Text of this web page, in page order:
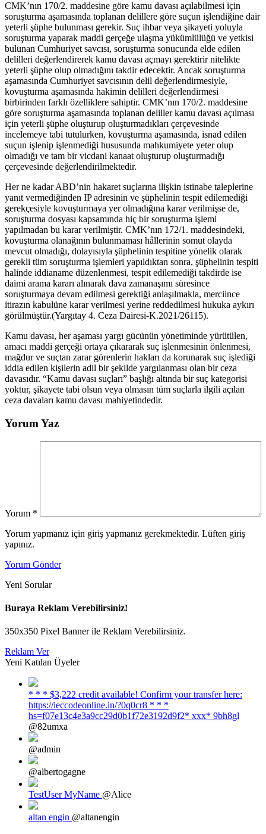
CMK’nın 170/2. maddesine göre kamu davası açılabilmesi için
soruşturma aşamasında toplanan delillere göre suçun işlendiğine dair
yeterli şüphe bulunması gerekir. Suç ihbar veya şikayeti yoluyla
soruşturma yaparak maddi gerçeğe ulaşma yükümlülüğü ve yetkisi
bulunan Cumhuriyet savcısı, soruşturma sonucunda elde edilen
delilleri değerlendirerek kamu davası açmayı gerektirir nitelikte
yeterli şüphe olup olmadığını takdir edecektir. Ancak soruşturma
aşamasında Cumhuriyet savcısının delil değerlendirmesiyle,
kovuşturma aşamasında hakimin delilleri değerlendirmesi
birbirinden farklı özelliklere sahiptir. CMK’nın 170/2. maddesine
göre soruşturma aşamasında toplanan deliller kamu davası açılması
için yeterli şüphe oluşturup oluşturmadıkları çerçevesinde
incelemeye tabi tutulurken, kovuşturma aşamasında, isnad edilen
suçun işlenip işlenmediği hususunda mahkumiyete yeter olup
olmadığı ve tam bir vicdani kanaat oluşturup oluşturmadığı
çerçevesinde değerlendirilmektedir.
Her ne kadar ABD’nin hakaret suçlarına ilişkin istinabe taleplerine
yanıt vermediğinden IP adresinin ve şüphelinin tespit edilemediği
gerekçesiyle kovuşturmaya yer olmadığına karar verilmişse de,
soruşturma dosyası kapsamında hiç bir soruşturma işlemi
yapılmadan bu karar verilmiştir. CMK’nın 172/1. maddesindeki,
kovuşturma olanağının bulunmaması hâllerinin somut olayda
mevcut olmadığı, dolayısıyla şüphelinin tespitine yönelik olarak
gerekli tüm soruşturma işlemleri yapıldıktan sonra, şüphelinin tespiti
halinde iddianame düzenlenmesi, tespit edilemediği takdirde ise
daimi arama kararı alınarak dava zamanaşımı süresince
soruşturmaya devam edilmesi gerektiği anlaşılmakla, merciince
itirazın kabulüne karar verilmesi yerine reddedilmesi hukuka aykırı
görülmüştür.(Yargıtay 4. Ceza Dairesi-K.2021/26115).
Kamu davası, her aşaması yargı gücünün yönetiminde yürütülen,
amacı maddi gerçeği ortaya çıkararak suç işlenmesinin önlenmesi,
mağdur ve suçtan zarar görenlerin hakları da korunarak suç işlediği
iddia edilen kişilerin adil bir şekilde yargılanması olan bir ceza
davasıdır. “Kamu davası suçları” başlığı altında bir suç kategorisi
yoktur, şikayete tabi olsun veya olmasın tüm suçlarla ilgili açılan
ceza davaları kamu davası mahiyetindedir.
Yorum Yaz
Yorum *
Yorum yapmanız için giriş yapmanız gerekmektedir. Lüften giriş
yapınız.
Yorum Gönder
Yeni Sorular
Buraya Reklam Verebilirsiniz!
350x350 Pixel Banner ile Reklam Verebilirsiniz.
Reklam Ver
Yeni Katılan Üyeler
* * * $3,222 credit available! Confirm your transfer here:
https://ieccodeonline.in/?0q0cr8 * * *
hs=f07e13c4e3a9cc29d0b1f72e3192d9f2* ххх* 9bh8gl
@82umxa
@admin
@albertogagne
TestUser MyName @Alice
altan engin @altanengin